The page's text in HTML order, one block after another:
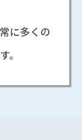
に多くの
。